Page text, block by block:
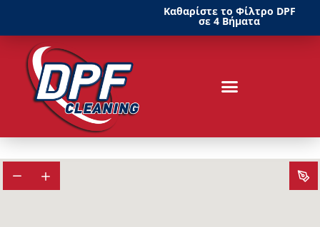
Καθαρίστε το Φίλτρο DPF
σε 4 Βήματα